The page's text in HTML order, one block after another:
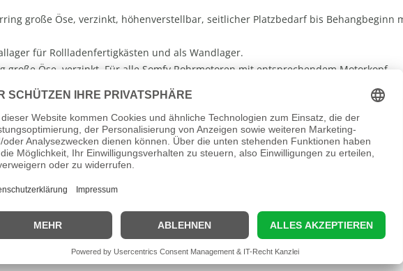
große Öse, verzinkt, höhenverstellbar, seitlicher Platzbedarf bis Behangbeginn
für Rollladenfertigkästen und als Wandlager.
Öse, verzinkt. Für alle Somfy Rohrmotoren mit entsprechendem Motorkopf.
haben sich ebenfalls angesehen